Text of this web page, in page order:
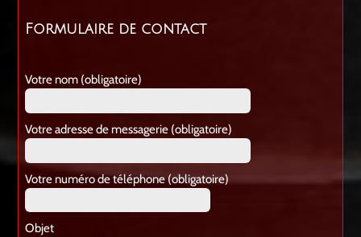
Formulaire de contact
Votre nom (obligatoire)
Votre adresse de messagerie (obligatoire)
Votre numéro de téléphone (obligatoire)
Objet